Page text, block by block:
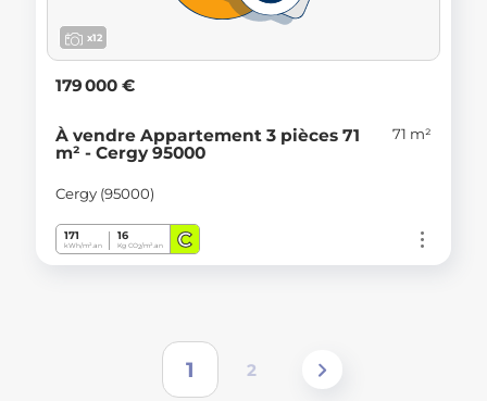
x12
179 000 €
À vendre Appartement 3 pièces 71
m² - Cergy 95000
71 m²
Cergy (95000)
171
kWh/m².an
16
Kg CO2/m².an C
1 2